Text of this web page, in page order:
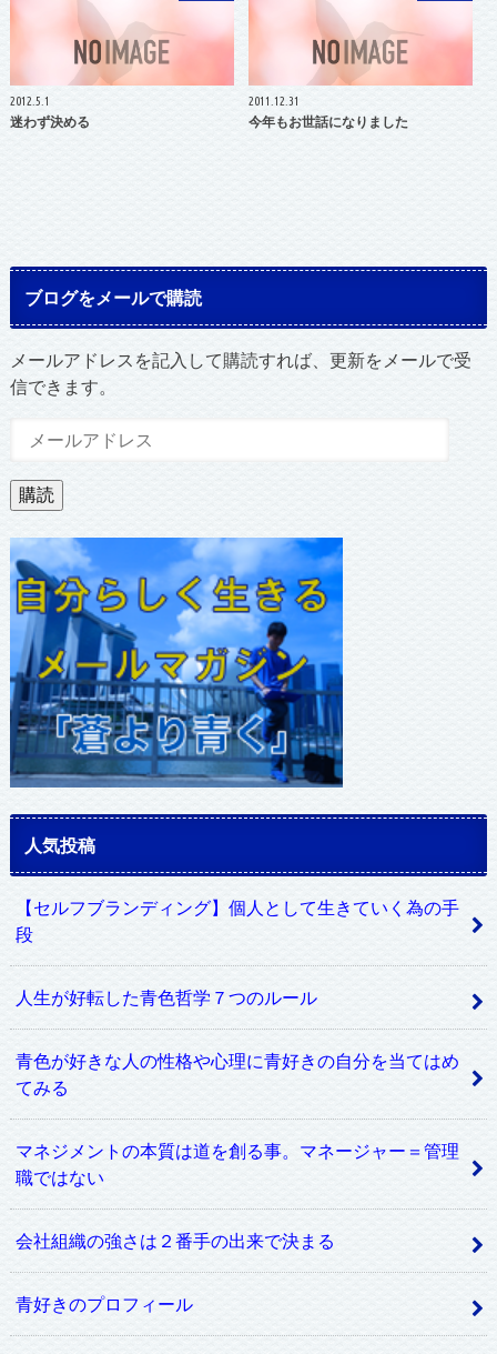
2012.5.1
迷わず決める
2011.12.31
今年もお世話になりました
ブログをメールで購読
メールアドレスを記入して購読すれば、更新をメールで受
信できます。
ル
ア
ド
レ
ス
購読
人気投稿
【セルフブランディング】個人として生きていく為の手
段
人生が好転した青色哲学７つのルール
青色が好きな人の性格や心理に青好きの自分を当てはめ
てみる
マネジメントの本質は道を創る事。マネージャー＝管理
職ではない
会社組織の強さは２番手の出来で決まる
青好きのプロフィール